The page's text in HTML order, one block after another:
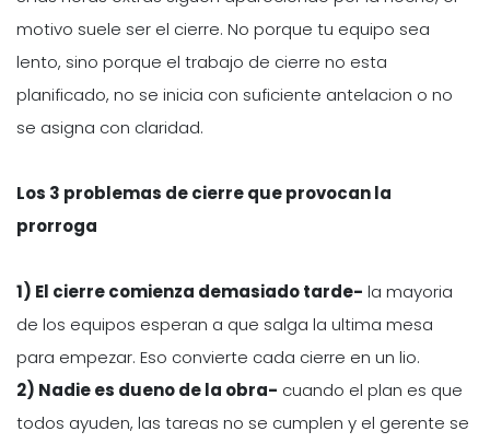
motivo suele ser el cierre. No porque tu equipo sea
lento, sino porque el trabajo de cierre no esta
planificado, no se inicia con suficiente antelacion o no
se asigna con claridad.
Los 3 problemas de cierre que provocan la
prorroga
1) El cierre comienza demasiado tarde- la mayoria
de los equipos esperan a que salga la ultima mesa
para empezar. Eso convierte cada cierre en un lio.
2) Nadie es dueno de la obra- cuando el plan es que
todos ayuden, las tareas no se cumplen y el gerente se